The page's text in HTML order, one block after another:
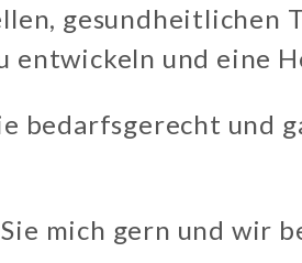
gesundheitlichen
entwickeln und eine
bedarfsgerecht und
mich gern und wir